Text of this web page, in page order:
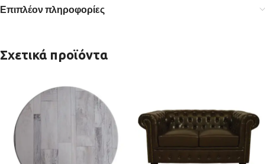
Επιπλέον πληροφορίες
Σχετικά προϊόντα